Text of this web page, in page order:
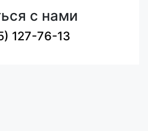
с нами
127-76-13